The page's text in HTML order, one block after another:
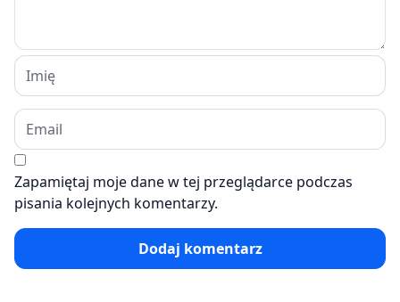
Zapamiętaj moje dane w tej przeglądarce podczas
pisania kolejnych komentarzy.
Dodaj komentarz